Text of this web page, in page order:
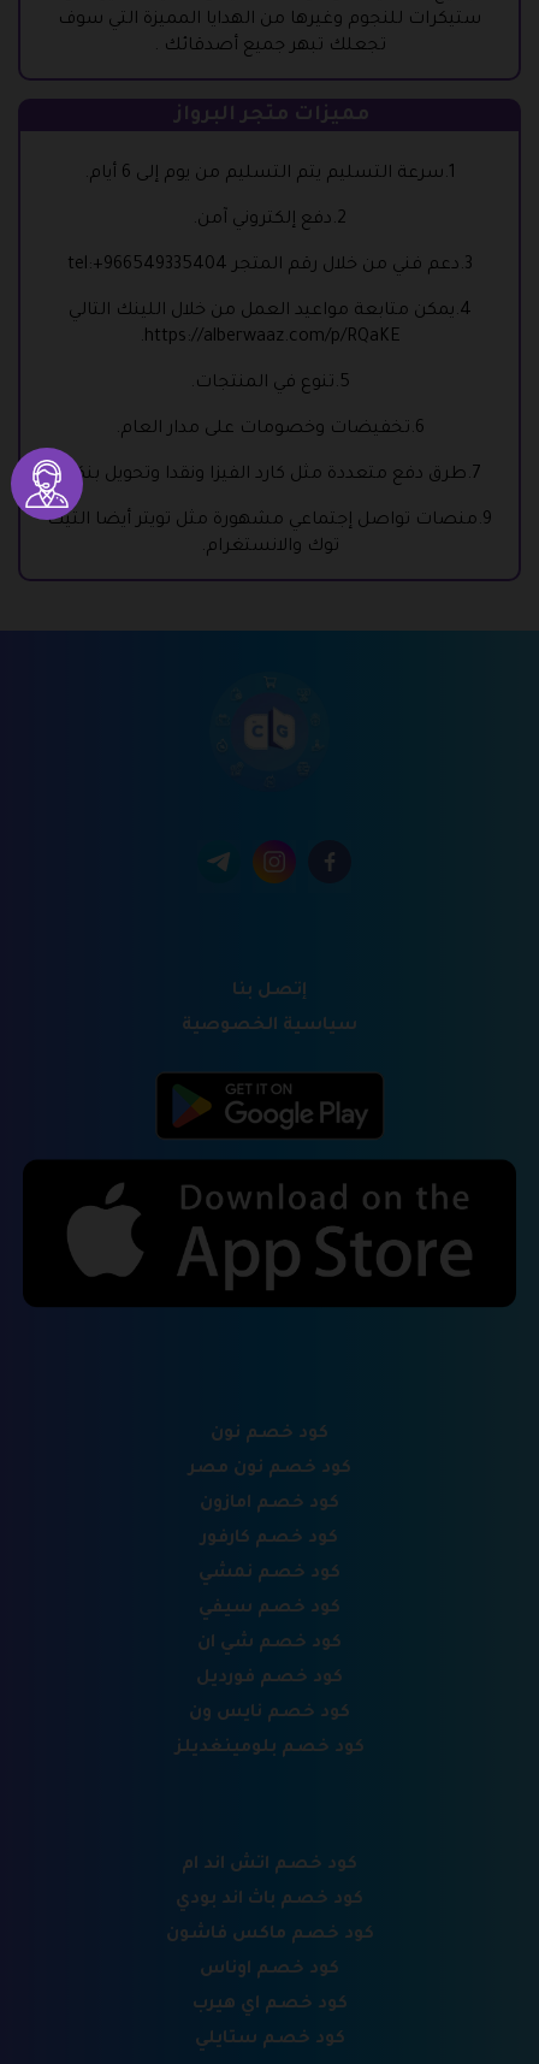
ستيكرات للنجوم وغيرها من الهدايا المميزة التي سوف
تجعلك تبهر جميع أصدقائك .
مميزات متجر البرواز
1.سرعة التسليم يتم التسليم من يوم إلى 6 أيام.
2.دفع إلكتروني آمن.
3.دعم فني من خلال رقم المتجر tel:+966549335404
4.يمكن متابعة مواعيد العمل من خلال اللينك التالي
https://alberwaaz.com/p/RQaKE
.
5.تنوع في المنتجات.
6.تخفيضات وخصومات على مدار العام.
7.طرق دفع متعددة مثل كارد الفيزا ونقدا وتحويل بنكي.
9.منصات تواصل إجتماعي مشهورة مثل تويتر أيضا التيك
توك والانستغرام.
إتصل بنا
سياسية الخصوصية
كود خصم نون
كود خصم نون مصر
كود خصم امازون
كود خصم كارفور
كود خصم نمشي
كود خصم سيفي
كود خصم شي ان
كود خصم فورديل
كود خصم نايس ون
كود خصم بلومينغديلز
كود خصم اتش اند ام
كود خصم باث اند بودي
كود خصم ماكس فاشون
كود خصم اوناس
كود خصم اي هيرب
كود خصم ستايلي